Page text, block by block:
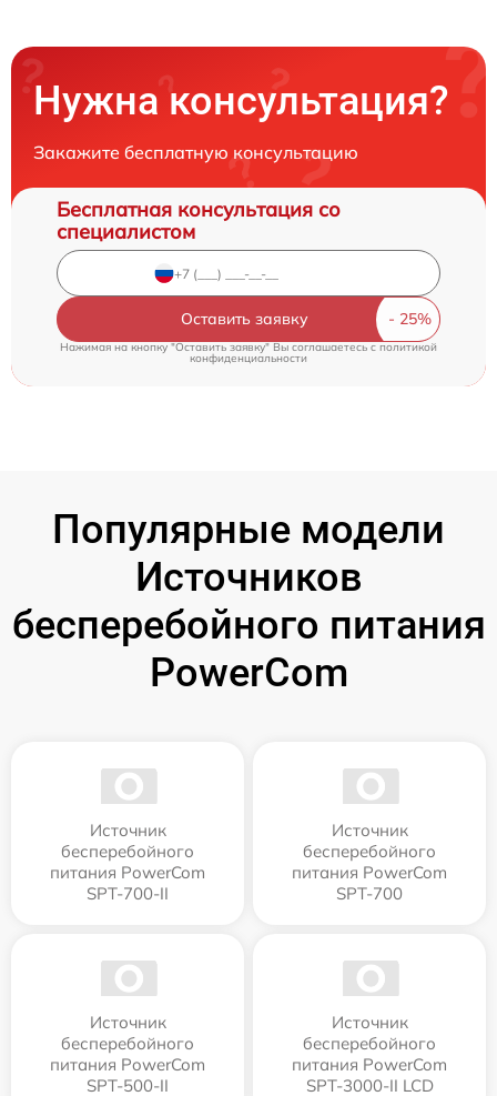
Нужна консультация?
Закажите бесплатную консультацию
Бесплатная консультация со
специалистом
Оставить заявку
Нажимая на кнопку "Оставить заявку" Вы соглашаетесь cполитикой
конфиденциальности
Популярные модели
Источников
бесперебойного питания
PowerCom
Источник
бесперебойного
питания PowerCom
SPT-700-II
Источник
бесперебойного
питания PowerCom
SPT-700
Источник
бесперебойного
питания PowerCom
SPT-500-II
Источник
бесперебойного
питания PowerCom
SPT-3000-II LCD